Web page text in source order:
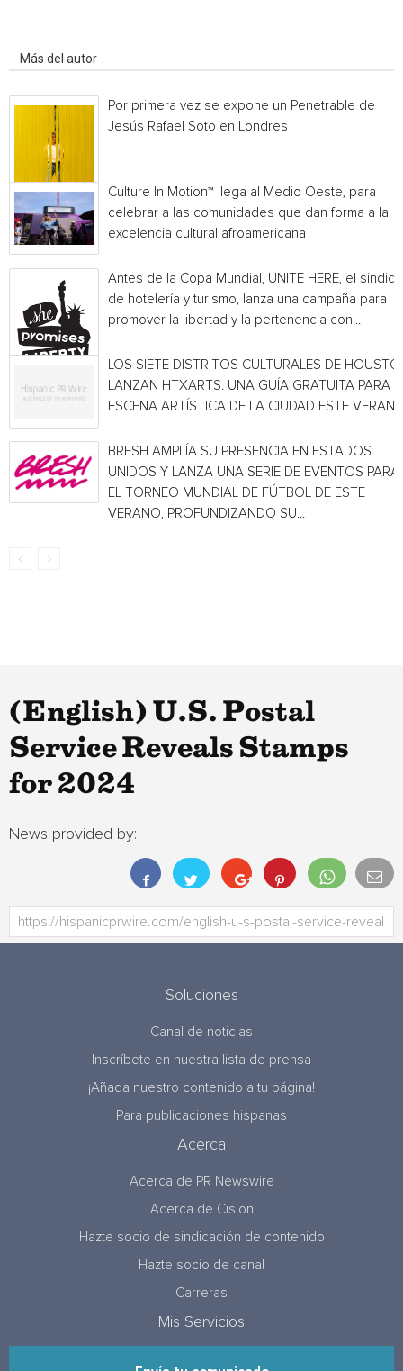
Más del autor
Por primera vez se expone un Penetrable de
Jesús Rafael Soto en Londres
Culture In Motion™ llega al Medio Oeste, para
celebrar a las comunidades que dan forma a la
excelencia cultural afroamericana
Antes de la Copa Mundial, UNITE HERE, el
de hotelería y turismo, lanza una campaña para
promover la libertad y la pertenencia con...
LOS SIETE DISTRITOS CULTURALES DE
LANZAN HTXARTS: UNA GUÍA GRATUITA PARA
ESCENA ARTÍSTICA DE LA CIUDAD ESTE
BRESH AMPLÍA SU PRESENCIA EN ESTADOS
UNIDOS Y LANZA UNA SERIE DE EVENTOS PARA
EL TORNEO MUNDIAL DE FÚTBOL DE ESTE
VERANO, PROFUNDIZANDO SU...
(English) U.S. Postal
Service Reveals Stamps
for 2024
News provided by:
Soluciones
Canal de noticias
Inscríbete en nuestra lista de prensa
¡Añada nuestro contenido a tu página!
Para publicaciones hispanas
Acerca
Acerca de PR Newswire
Acerca de Cision
Hazte socio de sindicación de contenido
Hazte socio de canal
Carreras
Mis Servicios